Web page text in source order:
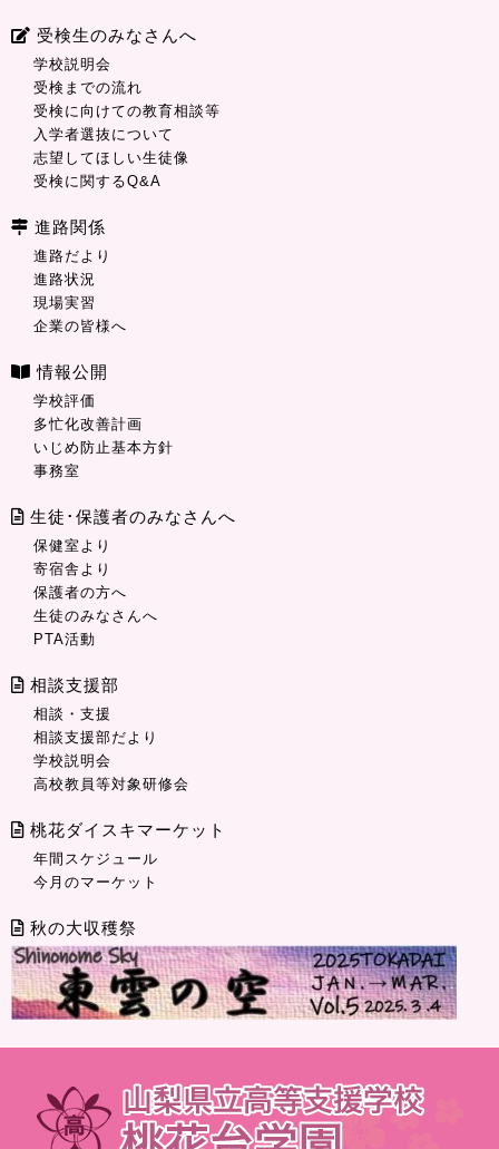
受検生のみなさんへ
学校説明会
受検までの流れ
受検に向けての教育相談等
入学者選抜について
志望してほしい生徒像
受検に関するQ&A
進路関係
進路だより
進路状況
現場実習
企業の皆様へ
情報公開
学校評価
多忙化改善計画
いじめ防止基本方針
事務室
生徒･保護者のみなさんへ
保健室より
寄宿舎より
保護者の方へ
生徒のみなさんへ
PTA活動
相談支援部
相談・支援
相談支援部だより
学校説明会
高校教員等対象研修会
桃花ダイスキマーケット
年間スケジュール
今月のマーケット
秋の大収穫祭